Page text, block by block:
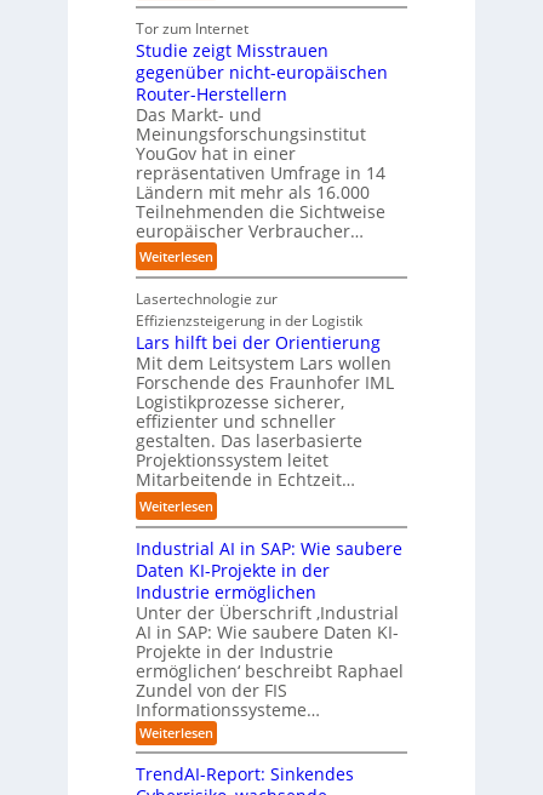
s
b
a
u
a
n
d
e
A
u
t
o
m
a
t
i
s
i
e
r
u
n
g
s
l
ö
s
u
n
g
e
n
Z
u
k
u
n
f
t
d
e
r
I
n
d
t
r
i
e
a
u
t
o
m
a
i
s
i
e
r
u
n
g
m
T
e
a
t
r
i
t
t
I
n
d
u
t
r
i
a
l
B
s
i
n
e
s
s
E
c
y
s
t
e
m
v
o
U
n
i
v
e
r
s
a
l
A
u
t
o
m
a
t
i
o
n
.
O
g
w
ä
c
h
s
t
w
e
i
t
e
r
Tor zum Internet
Studie zeigt Misstrauen
gegenüber nicht-europäischen
Router-Herstellern
Das Markt- und
Meinungsforschungsinstitut
YouGov hat in einer
repräsentativen Umfrage in 14
Ländern mit mehr als 16.000
Teilnehmenden die Sichtweise
europäischer Verbraucher…
Weiterlesen:
S
t
u
d
i
e
z
e
i
g
t
M
i
s
s
r
a
u
e
n
g
e
g
e
n
Lasertechnologie zur
Effizienzsteigerung in der Logistik
Lars hilft bei der Orientierung
Mit dem Leitsystem Lars wollen
Forschende des Fraunhofer IML
Logistikprozesse sicherer,
effizienter und schneller
gestalten. Das laserbasierte
Projektionssystem leitet
Mitarbeitende in Echtzeit…
Weiterlesen:
L
a
r
s
h
l
f
t
b
e
i
d
Industrial AI in SAP: Wie saubere
Daten KI-Projekte in der
Industrie ermöglichen
Unter der Überschrift ‚Industrial
AI in SAP: Wie saubere Daten KI-
Projekte in der Industrie
ermöglichen‘ beschreibt Raphael
Zundel von der FIS
Informationssysteme…
Weiterlesen:
I
n
d
TrendAI-Report: Sinkendes